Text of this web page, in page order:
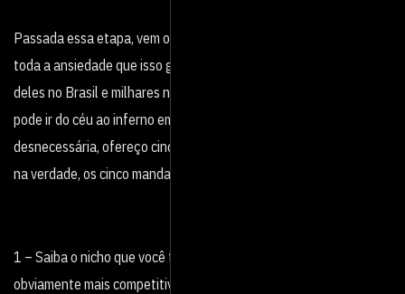
Passada essa etapa, vem o processo de inscrição em festivais e
toda a ansiedade que isso gera. Atualmente, existem centenas
deles no Brasil e milhares no mundo e, claro, a sua expectativa
pode ir do céu ao inferno em instantes. Para evitar a angústia
desnecessária, ofereço cinco dicas simples. O que acaba sendo,
na verdade, os cinco mandamentos dos festivais. Vamos a eles:
1 – Saiba o nicho que você trabalha. Festivais “gerais” são
obviamente mais competitivos. Você concorrerá com uma galera